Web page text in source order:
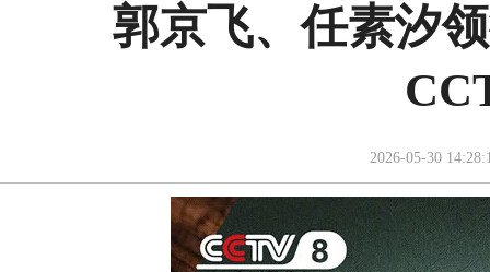
郭京飞、任素汐
2026-05-30